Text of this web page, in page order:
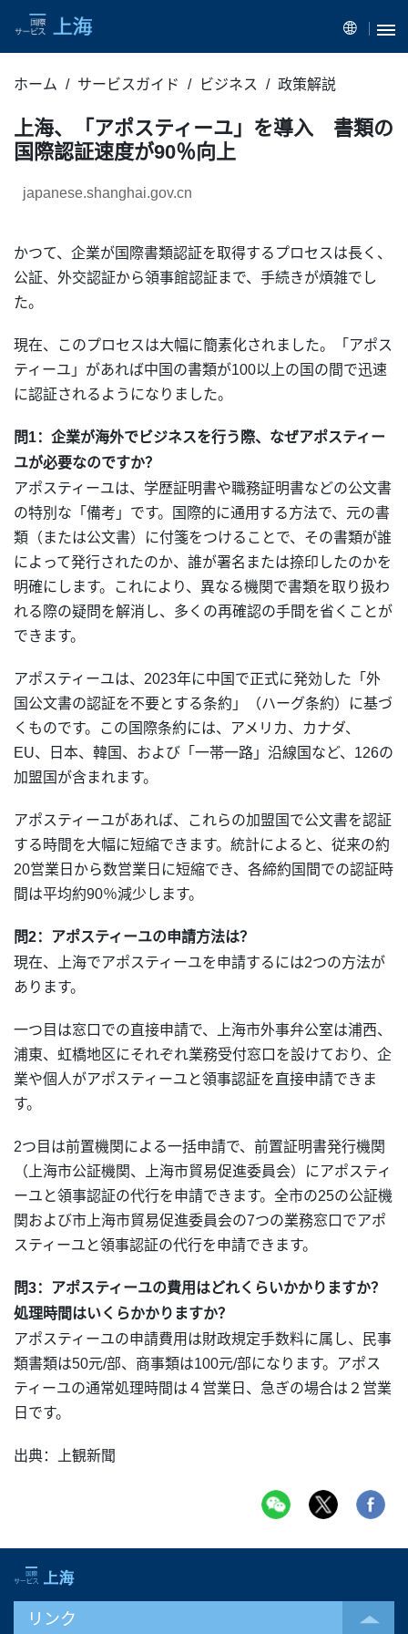
ホーム サービスガイド ビジネス 政策解説
上海、「アポスティーユ」を導入 書類の
国際認証速度が90％向上
japanese.shanghai.gov.cn
かつて、企業が国際書類認証を取得するプロセスは長く、
公証、外交認証から領事館認証まで、手続きが煩雑でし
た。
現在、このプロセスは大幅に簡素化されました。「アポス
ティーユ」があれば中国の書類が100以上の国の間で迅速
に認証されるようになりました。
問1：企業が海外でビジネスを行う際、なぜアポスティー
ユが必要なのですか？
アポスティーユは、学歴証明書や職務証明書などの公文書
の特別な「備考」です。国際的に通用する方法で、元の書
類（または公文書）に付箋をつけることで、その書類が誰
によって発行されたのか、誰が署名または捺印したのかを
明確にします。これにより、異なる機関で書類を取り扱わ
れる際の疑問を解消し、多くの再確認の手間を省くことが
できます。
アポスティーユは、2023年に中国で正式に発効した「外
国公文書の認証を不要とする条約」（ハーグ条約）に基づ
くものです。この国際条約には、アメリカ、カナダ、
EU、日本、韓国、および「一帯一路」沿線国など、126の
加盟国が含まれます。
アポスティーユがあれば、これらの加盟国で公文書を認証
する時間を大幅に短縮できます。統計によると、従来の約
20営業日から数営業日に短縮でき、各締約国間での認証時
間は平均約90％減少します。
問2：アポスティーユの申請方法は？
現在、上海でアポスティーユを申請するには2つの方法が
あります。
一つ目は窓口での直接申請で、上海市外事弁公室は浦西、
浦東、虹橋地区にそれぞれ業務受付窓口を設けており、企
業や個人がアポスティーユと領事認証を直接申請できま
す。
2つ目は前置機関による一括申請で、前置証明書発行機関
（上海市公証機関、上海市貿易促進委員会）にアポスティ
ーユと領事認証の代行を申請できます。全市の25の公証機
関および市上海市貿易促進委員会の7つの業務窓口でアポ
スティーユと領事認証の代行を申請できます。
問3：アポスティーユの費用はどれくらいかかりますか？
処理時間はいくらかかりますか？
アポスティーユの申請費用は財政規定手数料に属し、民事
類書類は50元/部、商事類は100元/部になります。アポス
ティーユの通常処理時間は４営業日、急ぎの場合は２営業
日です。
出典：上観新聞
リンク